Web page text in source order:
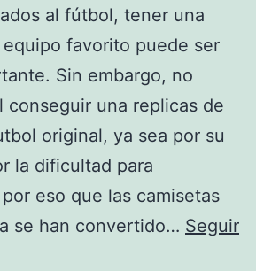
al fútbol, tener una
favorito puede ser
Sin embargo, no
conseguir una replicas de
original, ya sea por su
la dificultad para
eso que las camisetas
se han convertido… Seguir